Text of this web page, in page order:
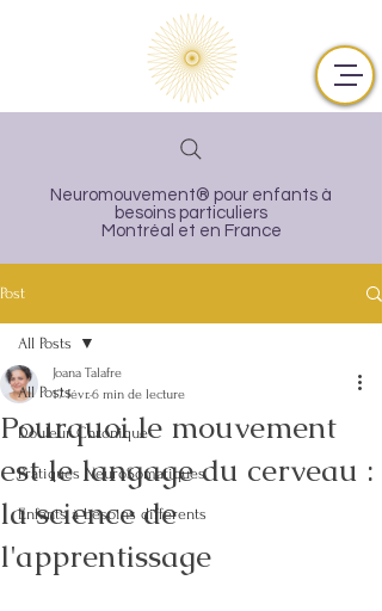
Neuromouvement® pour enfants à
besoins particuliers
Montréal et en France
Post
All Posts
Douleur Chronique
Pratiques NeuroSomatiques
Enfants à besoins différents
All Posts
Pourquoi le mouvement
est le langage du cerveau :
la science de
l'apprentissage
Joana Talafre
17 févr.6 min de lecture